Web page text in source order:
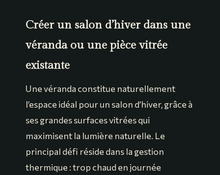
Créer un salon d’hiver dans une
véranda ou une pièce vitrée
existante
Une véranda constitue naturellement
l’espace idéal pour un salon d’hiver, grâce à
ses grandes surfaces vitrées qui
maximisent la lumière naturelle. Le
principal défi réside dans la gestion
thermique : trop chaud en journée